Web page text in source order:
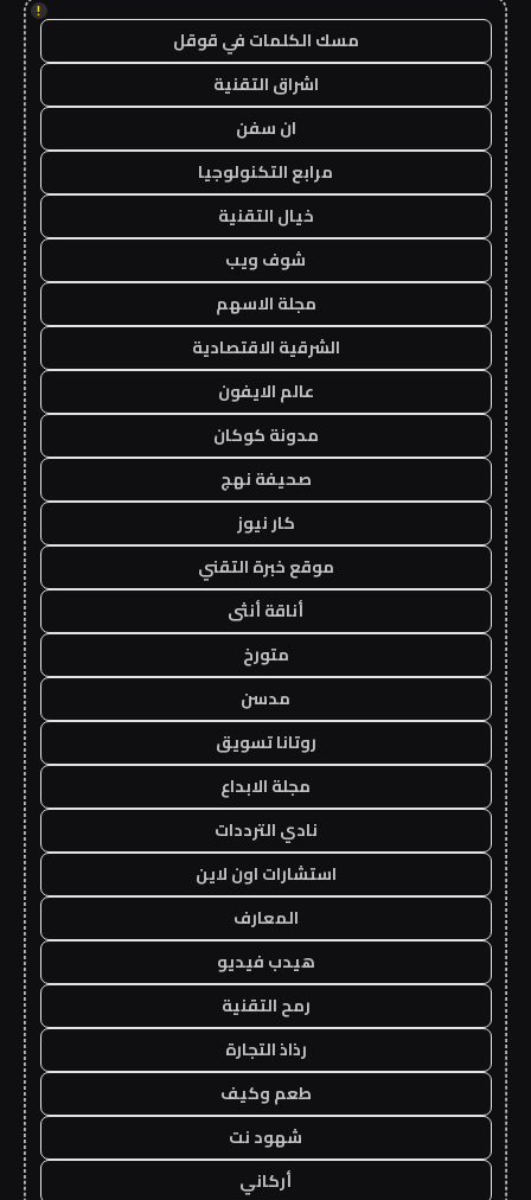
!
مسك الكلمات في قوقل
اشراق التقنية
ان سفن
مرابع التكنولوجيا
خيال التقنية
شوف ويب
مجلة الاسهم
الشرقية الاقتصادية
عالم الايفون
مدونة كوكان
صحيفة نهج
كار نيوز
موقع خبرة التقني
أناقة أنثى
متورخ
مدسن
روتانا تسويق
مجلة الابداع
نادي الترددات
استشارات اون لاين
المعارف
هيدب فيديو
رمح التقنية
رذاذ التجارة
طعم وكيف
شهود نت
أركاني